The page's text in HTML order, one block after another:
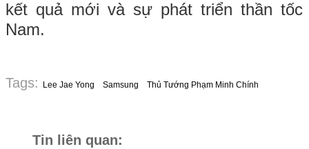
kết quả mới và sự phát triển thần
Nam.
Tags: Lee Jae Yong Samsung Thủ Tướng Phạm Minh Chính
Tin liên quan: